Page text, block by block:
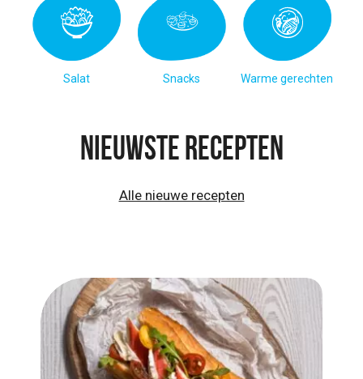
Salat Snacks Warme gerechten
Nieuwste recepten
Alle nieuwe recepten